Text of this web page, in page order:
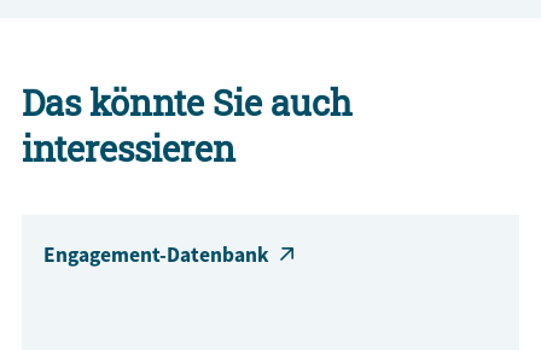
Das könnte Sie auch
interessieren
Engagement-Datenbank